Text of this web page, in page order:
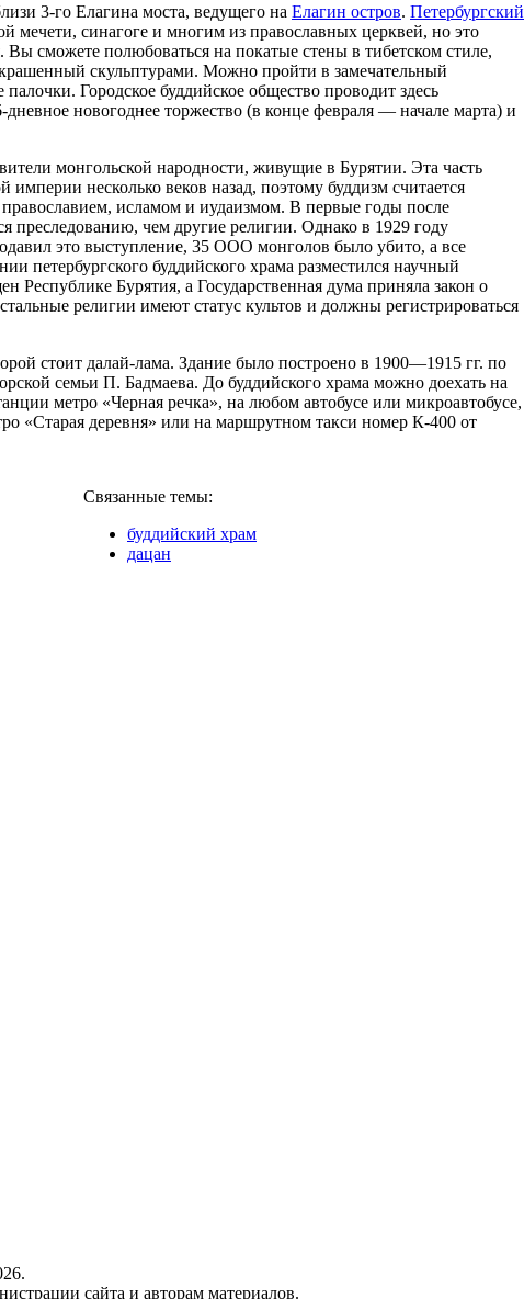
3-го Елагина моста, ведущего на Елагин остров. Петербургский
мечети, синагоге и многим из православных церквей, но это
Вы сможете полюбоваться на покатые стены в тибетском стиле,
скульптурами. Можно пройти в замечательный
Городское буддийское общество проводит здесь
новогоднее торжество (в конце февраля — начале марта) и
монгольской народности, живущие в Бурятии. Эта часть
несколько веков назад, поэтому буддизм считается
исламом и иудаизмом. В первые годы после
преследованию, чем другие религии. Однако в 1929 году
это выступление, 35 ООО монголов было убито, а все
петербургского буддийского храма разместился научный
Республике Бурятия, а Государственная дума приняла закон о
религии имеют статус культов и должны регистрироваться
стоит далай-лама. Здание было построено в 1900—1915 гг. по
семьи П. Бадмаева. До буддийского храма можно доехать на
метро «Черная речка», на любом автобусе или микроавтобусе,
«Старая деревня» или на маршрутном такси номер К-400 от
Связанные темы:
буддийский храм
дацан
сайта и авторам материалов.